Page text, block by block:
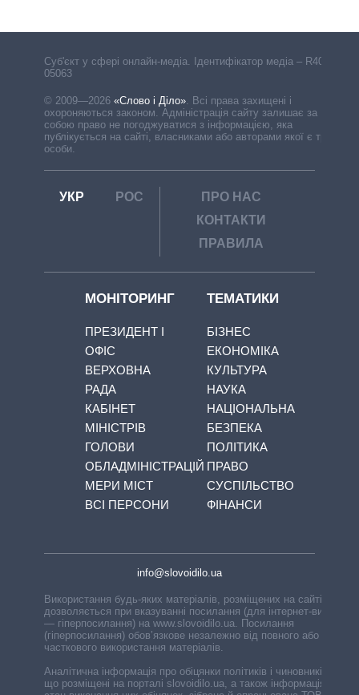
Cуб'єкт у сфері онлайн-медіа. Ідентифікатор медіа – R40-
05063
© 2009—2026 «Слово і Діло». Всі права захищені і
охороняються законом. Адміністрація сайту залишає за
собою право не погоджуватися з інформацією, яка
публікується на сайті, власниками або авторами якої є треті
особи.
УКР РОС
ПРО НАС
КОНТАКТИ
ПРАВИЛА
МОНІТОРИНГ
ПРЕЗИДЕНТ І
ОФІС
ВЕРХОВНА
РАДА
КАБІНЕТ
МІНІСТРІВ
ГОЛОВИ
ОБЛАДМІНІСТРАЦІЙ
МЕРИ МІСТ
ВСІ ПЕРСОНИ
ТЕМАТИКИ
БІЗНЕС
ЕКОНОМІКА
КУЛЬТУРА
НАУКА
НАЦІОНАЛЬНА
БЕЗПЕКА
ПОЛІТИКА
ПРАВО
СУСПІЛЬСТВО
ФІНАНСИ
info@slovoidilo.ua
Використання будь-яких матеріалів, розміщених на сайті,
дозволяється при вказуванні посилання (для інтернет-видань
— гіперпосилання) на www.slovoidilo.ua. Посилання
(гіперпосилання) обов’язкове незалежно від повного або
часткового використання матеріалів.
Аналітична інформація про обіцянки політиків і чиновників,
що розміщені на порталі slovoidilo.ua, а також інформація про